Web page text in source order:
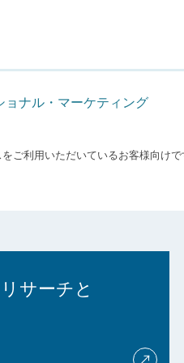
ョナル・マーケティング
ご利用いただいているお客様向
サーチと